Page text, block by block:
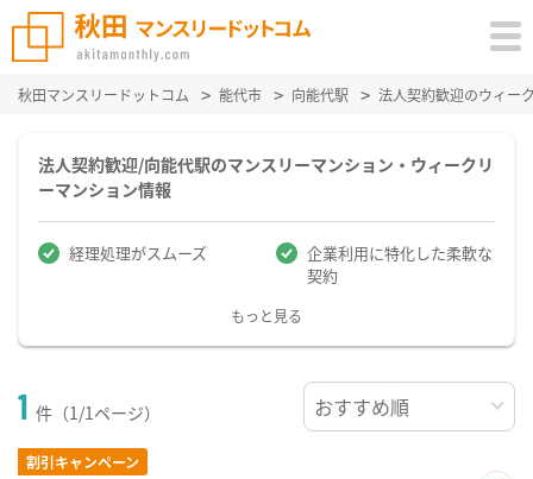
秋田マンスリードットコム 能代市 向能代駅 法人契約歓迎のウィー
法人契約歓迎/向能代駅のマンスリーマンション・ウィークリ
ーマンション情報
経理処理がスムーズ
企業利用に特化した柔軟な
契約
もっと見る
1 件（1/1ページ）
割引キャンペーン